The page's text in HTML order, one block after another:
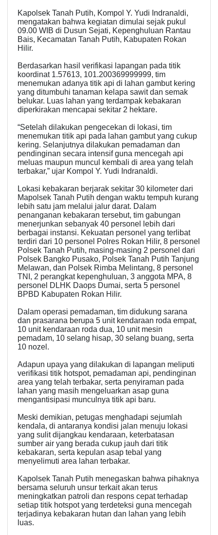
Kapolsek Tanah Putih, Kompol Y. Yudi Indranaldi,
mengatakan bahwa kegiatan dimulai sejak pukul
09.00 WIB di Dusun Sejati, Kepenghuluan Rantau
Bais, Kecamatan Tanah Putih, Kabupaten Rokan
Hilir.
Berdasarkan hasil verifikasi lapangan pada titik
koordinat 1.57613, 101.200369999999, tim
menemukan adanya titik api di lahan gambut kering
yang ditumbuhi tanaman kelapa sawit dan semak
belukar. Luas lahan yang terdampak kebakaran
diperkirakan mencapai sekitar 2 hektare.
“Setelah dilakukan pengecekan di lokasi, tim
menemukan titik api pada lahan gambut yang cukup
kering. Selanjutnya dilakukan pemadaman dan
pendinginan secara intensif guna mencegah api
meluas maupun muncul kembali di area yang telah
terbakar,” ujar Kompol Y. Yudi Indranaldi.
Lokasi kebakaran berjarak sekitar 30 kilometer dari
Mapolsek Tanah Putih dengan waktu tempuh kurang
lebih satu jam melalui jalur darat. Dalam
penanganan kebakaran tersebut, tim gabungan
menerjunkan sebanyak 40 personel lebih dari
berbagai instansi. Kekuatan personel yang terlibat
terdiri dari 10 personel Polres Rokan Hilir, 8 personel
Polsek Tanah Putih, masing-masing 2 personel dari
Polsek Bangko Pusako, Polsek Tanah Putih Tanjung
Melawan, dan Polsek Rimba Melintang, 8 personel
TNI, 2 perangkat kepenghuluan, 3 anggota MPA, 8
personel DLHK Daops Dumai, serta 5 personel
BPBD Kabupaten Rokan Hilir.
Dalam operasi pemadaman, tim didukung sarana
dan prasarana berupa 5 unit kendaraan roda empat,
10 unit kendaraan roda dua, 10 unit mesin
pemadam, 10 selang hisap, 30 selang buang, serta
10 nozel.
Adapun upaya yang dilakukan di lapangan meliputi
verifikasi titik hotspot, pemadaman api, pendinginan
area yang telah terbakar, serta penyiraman pada
lahan yang masih mengeluarkan asap guna
mengantisipasi munculnya titik api baru.
Meski demikian, petugas menghadapi sejumlah
kendala, di antaranya kondisi jalan menuju lokasi
yang sulit dijangkau kendaraan, keterbatasan
sumber air yang berada cukup jauh dari titik
kebakaran, serta kepulan asap tebal yang
menyelimuti area lahan terbakar.
Kapolsek Tanah Putih menegaskan bahwa pihaknya
bersama seluruh unsur terkait akan terus
meningkatkan patroli dan respons cepat terhadap
setiap titik hotspot yang terdeteksi guna mencegah
terjadinya kebakaran hutan dan lahan yang lebih
luas.